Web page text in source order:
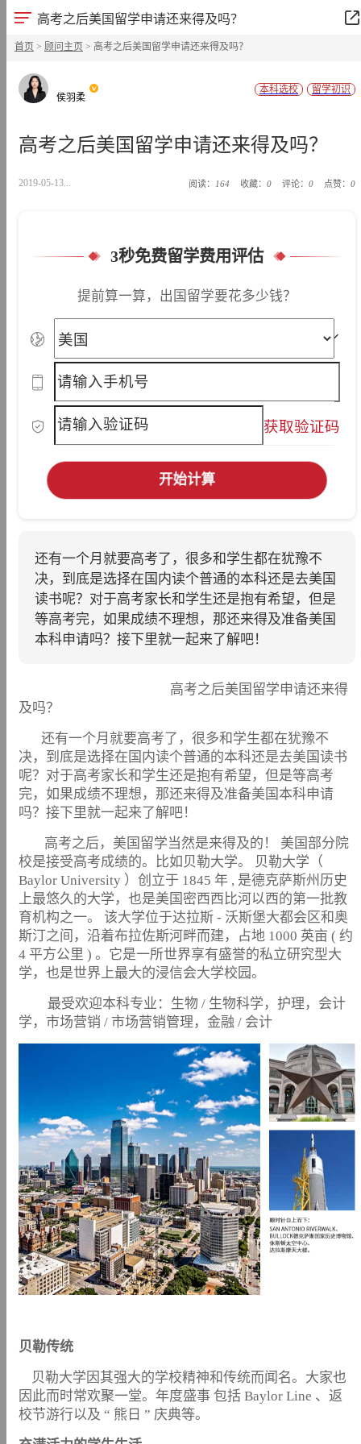
高考之后美国留学申请还来得及吗？
首页 > 顾问主页 > 高考之后美国留学申请还来得及吗？
侯羽柔
留学初识
本科选校
高考之后美国留学申请还来得及吗？
2019-05-13... 阅读： 164 收藏： 0 评论： 0 点赞： 0
3秒免费留学费用评估
提前算一算，出国留学要花多少钱？
获取验证码
开始计算
还有一个月就要高考了，很多和学生都在犹豫不
决，到底是选择在国内读个普通的本科还是去美国
读书呢？对于高考家长和学生还是抱有希望，但是
等高考完，如果成绩不理想，那还来得及准备美国
本科申请吗？接下里就一起来了解吧！
高考之后美国留学申请还来得
及吗？
还有一个月就要高考了，很多和学生都在犹豫不
决，到底是选择在国内读个普通的本科还是去美国读书
呢？对于高考家长和学生还是抱有希望，但是等高考
完，如果成绩不理想，那还来得及准备美国本科申请
吗？接下里就一起来了解吧！
高考之后，美国留学当然是来得及的！ 美国部分院
校是接受高考成绩的。比如贝勒大学。 贝勒大学（
Baylor University ）创立于 1845 年 , 是德克萨斯州历史
上最悠久的大学，也是美国密西西比河以西的第一批教
育机构之一。 该大学位于达拉斯 - 沃斯堡大都会区和奥
斯汀之间，沿着布拉佐斯河畔而建，占地 1000 英亩 ( 约
4 平方公里 ) 。它是一所世界享有盛誉的私立研究型大
学，也是世界上最大的浸信会大学校园。
最受欢迎本科专业：生物 / 生物科学，护理，会计
学，市场营销 / 市场营销管理，金融 / 会计
贝勒传统
贝勒大学因其强大的学校精神和传统而闻名。大家也
因此而时常欢聚一堂。年度盛事 包括 Baylor Line 、返
校节游行以及 “ 熊日 ” 庆典等。